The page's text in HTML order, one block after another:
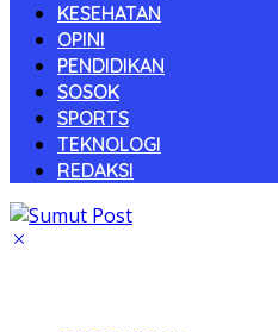
KESEHATAN
OPINI
PENDIDIKAN
SOSOK
SPORTS
TEKNOLOGI
REDAKSI